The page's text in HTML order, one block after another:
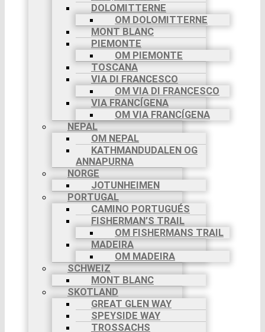
DOLOMITTERNE
OM DOLOMITTERNE
MONT BLANC
PIEMONTE
OM PIEMONTE
TOSCANA
VIA DI FRANCESCO
OM VIA DI FRANCESCO
VIA FRANCÍGENA
OM VIA FRANCÍGENA
NEPAL
OM NEPAL
KATHMANDUDALEN OG
ANNAPURNA
NORGE
JOTUNHEIMEN
PORTUGAL
CAMINO PORTUGUÉS
FISHERMAN’S TRAIL
OM FISHERMANS TRAIL
MADEIRA
OM MADEIRA
SCHWEIZ
MONT BLANC
SKOTLAND
GREAT GLEN WAY
SPEYSIDE WAY
TROSSACHS